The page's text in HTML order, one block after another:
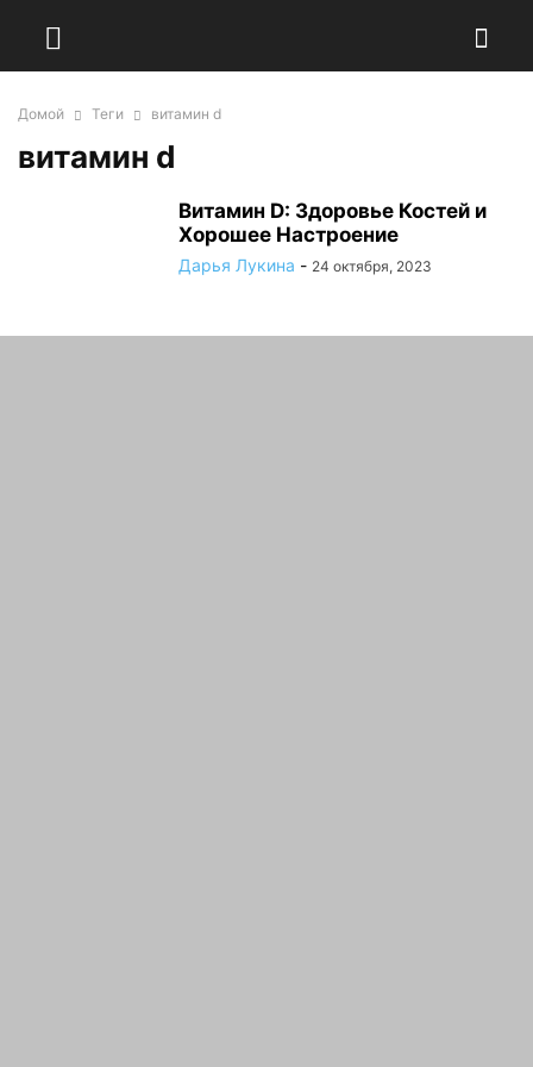
Домой Теги витамин d
витамин d
Витамин D: Здоровье Костей и
Хорошее Настроение
Дарья Лукина - 24 октября, 2023